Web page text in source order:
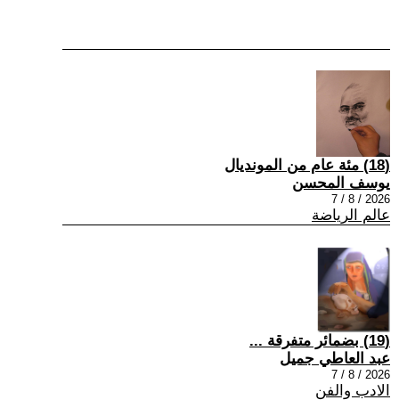
(18) مئة عام من المونديال
يوسف المحسن
2026 / 8 / 7
عالم الرياضة
(19) بضمائر متفرقة ...
عبد العاطي جميل
2026 / 8 / 7
الادب والفن